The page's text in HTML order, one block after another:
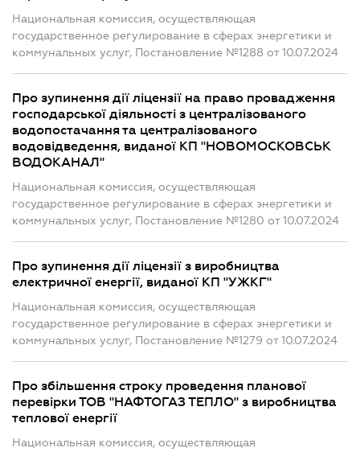
Национальная комиссия, осуществляющая
государственное регулирование в сферах энергетики и
коммунальных услуг, Постановление №1288 от 10.07.2024
Про зупинення дії ліцензії на право провадження
господарської діяльності з централізованого
водопостачання та централізованого
водовідведення, виданої КП "НОВОМОСКОВСЬК
ВОДОКАНАЛ"
Национальная комиссия, осуществляющая
государственное регулирование в сферах энергетики и
коммунальных услуг, Постановление №1280 от 10.07.2024
Про зупинення дії ліцензії з виробництва
електричної енергії, виданої КП "УЖКГ"
Национальная комиссия, осуществляющая
государственное регулирование в сферах энергетики и
коммунальных услуг, Постановление №1279 от 10.07.2024
Про збільшення строку проведення планової
перевірки ТОВ "НАФТОГАЗ ТЕПЛО" з виробництва
теплової енергії
Национальная комиссия, осуществляющая